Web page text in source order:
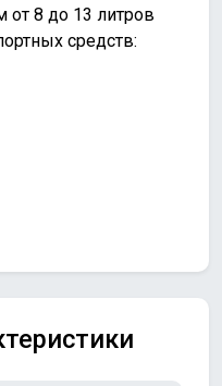
от 8 до 13 литров
средств: